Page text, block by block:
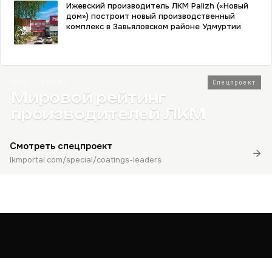
Ижевский производитель ЛКМ Palizh («Новый
дом») построит новый производственный
комплекс в Завьяловском районе Удмуртии
Спецпроект
Мировой рейтинг
производителей ЛКМ
Смотреть спецпроект
lkmportal.com/special/coatings-leaders